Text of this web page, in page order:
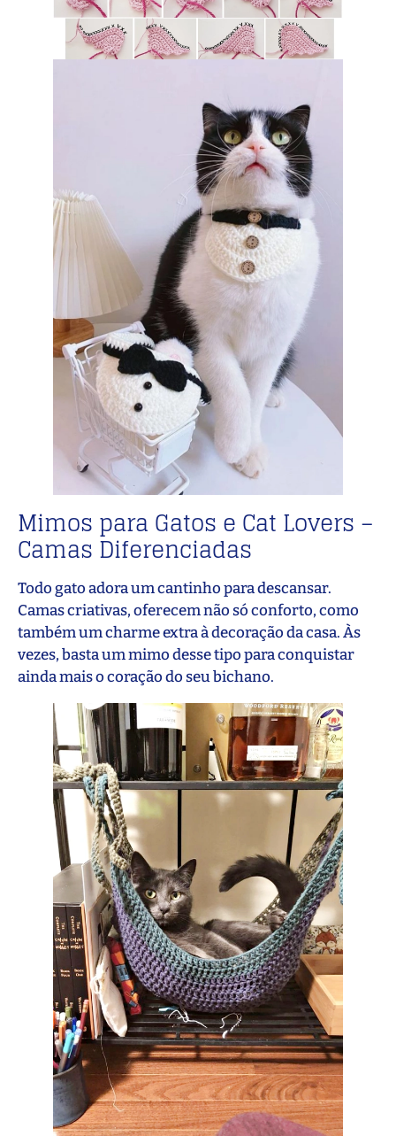
Mimos para Gatos e Cat Lovers –
Camas Diferenciadas
Todo gato adora um cantinho para descansar.
Camas criativas, oferecem não só conforto, como
também um charme extra à decoração da casa. Às
vezes, basta um mimo desse tipo para conquistar
ainda mais o coração do seu bichano.